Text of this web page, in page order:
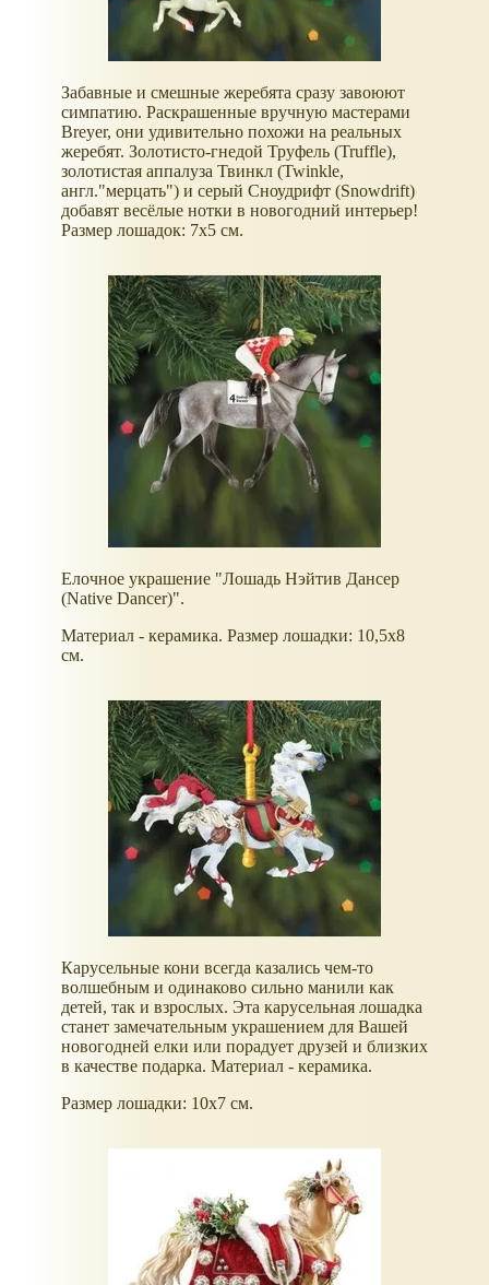
Забавные и смешные жеребята сразу завоюют
симпатию. Раскрашенные вручную мастерами
Breyer, они удивительно похожи на реальных
жеребят. Золотисто-гнедой Труфель (Truffle),
золотистая аппалуза Твинкл (Twinkle,
англ."мерцать") и серый Сноудрифт (Snowdrift)
добавят весёлые нотки в новогодний интерьер!
Размер лошадок: 7х5 см.
Елочное украшение "Лошадь Нэйтив Дансер
(Native Dancer)".
Материал - керамика. Размер лошадки: 10,5х8
см.
Карусельные кони всегда казались чем-то
волшебным и одинаково сильно манили как
детей, так и взрослых. Эта карусельная лошадка
станет замечательным украшением для Вашей
новогодней елки или порадует друзей и близких
в качестве подарка. Материал - керамика.
Размер лошадки: 10х7 см.